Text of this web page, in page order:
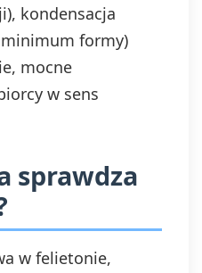
kondensacja
formy)
mocne
w sens
sprawdza
w felietonie,